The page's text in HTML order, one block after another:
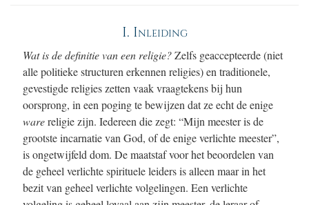
I. Inleiding
Wat is de definitie van een religie?Zelfs geaccepteerde (niet
alle politieke structuren erkennen religies) en traditionele,
gevestigde religies zetten vaak vraagtekens bij hun
oorsprong, in een poging te bewijzen dat ze echt de enige
warereligie zijn. Iedereen die zegt: “Mijn meester is de
grootste incarnatie van God, of de enige verlichte meester”,
is ongetwijfeld dom. De maatstaf voor het beoordelen van
de geheel verlichte spirituele leiders is alleen maar in het
bezit van geheel verlichte volgelingen. Een verlichte